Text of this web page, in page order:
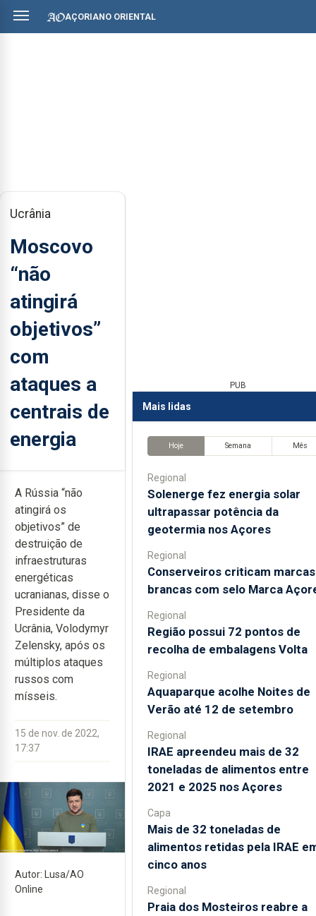
AÇORIANO ORIENTAL
Ucrânia
Moscovo
“não
atingirá
objetivos”
com
ataques a
centrais de
energia
A Rússia “não
atingirá os
objetivos” de
destruição de
infraestruturas
energéticas
ucranianas, disse o
Presidente da
Ucrânia, Volodymyr
Zelensky, após os
múltiplos ataques
russos com
mísseis.
15 de nov. de 2022,
17:37
Autor: Lusa/AO
Online
PUB
Mais lidas
Hoje Semana Mês
Regional
Solenerge fez energia solar
ultrapassar potência da
geotermia nos Açores
Regional
Conserveiros criticam marcas
brancas com selo Marca
Regional
Região possui 72 pontos de
recolha de embalagens Volta
Regional
Aquaparque acolhe Noites de
Verão até 12 de setembro
Regional
IRAE apreendeu mais de 32
toneladas de alimentos entre
2021 e 2025 nos Açores
Capa
Mais de 32 toneladas de
alimentos retidas pela IRAE
cinco anos
Regional
Praia dos Mosteiros reabre a